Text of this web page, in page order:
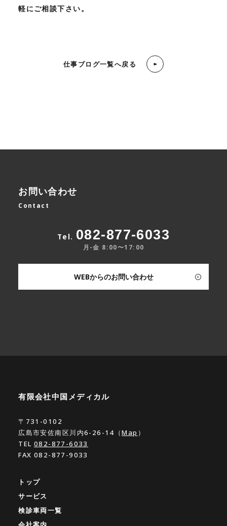
軽にご相談下さい。
仕事ブログ一覧へ戻る
お問い合わせ
Contact
Tel. 082-877-6033
月-金 8:00〜17:00
WEBからのお問い合わせ
有限会社中国メディカル
〒731-0102
広島市安佐南区川内6-26-14（Map ）
TEL 082-877-6033
FAX 082-877-9033
トップ
サービス
検診車両一覧